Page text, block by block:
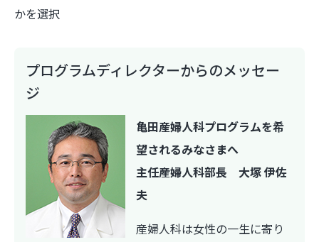
かを選択
プログラムディレクターからのメッセー
ジ
亀田産婦人科プログラムを希
望されるみなさまへ
主任産婦人科部長 大塚 伊佐
夫
産婦人科は女性の一生に寄り